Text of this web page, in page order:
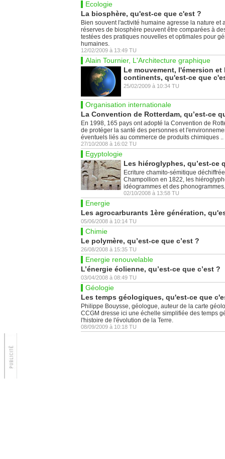
Ecologie
La biosphère, qu'est-ce que c'est ?
Bien souvent l'activité humaine agresse la nature et
réserves de biosphère peuvent être comparées à
testées des pratiques nouvelles et optimales pour
humaines.
12/02/2009 à 13:49 TU
Alain Tournier, L'Architecture graphique
Le mouvement, l'émersion
continents, qu'est-ce que
25/02/2009 à 10:34 TU
Organisation internationale
La Convention de Rotterdam, qu’est-ce
En 1998, 165 pays ont adopté la Convention de
de protéger la santé des personnes et
éventuels liés au commerce de produits chimiques ..
27/10/2008 à 16:02 TU
Egyptologie
Les hiéroglyphes, qu’est-ce
Ecriture chamito-sémitique
Champollion en 1822, les
idéogrammes et des phonogrammes.
02/10/2008 à 13:58 TU
Energie
Les agrocarburants 1ère génération,
05/06/2008 à 10:14 TU
Chimie
Le polymère, qu’est-ce que c’est ?
26/08/2008 à 15:35 TU
Energie renouvelable
L’énergie éolienne, qu’est-ce que c’est ?
03/04/2008 à 08:49 TU
Géologie
Les temps géologiques, qu'est-ce que
Philippe Bouysse, géologue, auteur de la carte
CCGM dresse ici une échelle simplifiée des temps
l'histoire de l'évolution de la Terre.
08/09/2009 à 10:18 TU